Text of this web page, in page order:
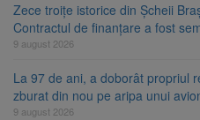
Zece troițe istorice din Șcheii
Contractul de finanțare a fost
9 august 2026
La 97 de ani, a doborât propriul
zburat din nou pe aripa unui
9 august 2026